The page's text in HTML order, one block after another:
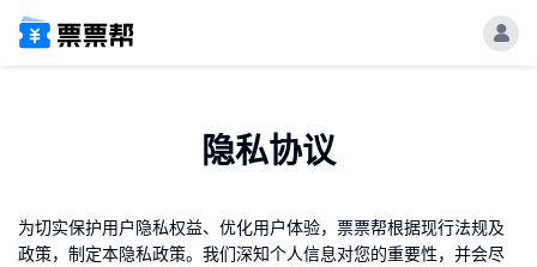
隐私协议
为切实保护用户隐私权益、优化用户体验，票票帮根据现行法规及
政策，制定本隐私政策。我们深知个人信息对您的重要性，并会尽